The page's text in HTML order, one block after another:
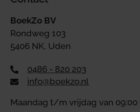
BoekZo BV
Rondweg 103
5406 NK, Uden
0486 - 820 203
info@boekzo.nl
Maandag t/m vrijdag van 09:00